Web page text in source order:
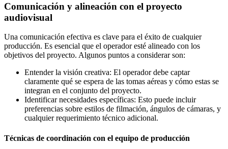
Comunicación y alineación con el proyecto
audiovisual
Una comunicación efectiva es clave para el éxito de cualquier
producción. Es esencial que el operador esté alineado con los
objetivos del proyecto. Algunos puntos a considerar son:
Entender la visión creativa: El operador debe captar
claramente qué se espera de las tomas aéreas y cómo estas se
integran en el conjunto del proyecto.
Identificar necesidades específicas: Esto puede incluir
preferencias sobre estilos de filmación, ángulos de cámaras, y
cualquier requerimiento técnico adicional.
Técnicas de coordinación con el equipo de producción